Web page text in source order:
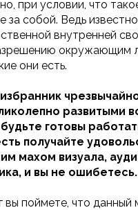
при условии, что
за собой. Ведь
внутренней
окружающим
они есть.
развитыми
готовы
получайте
махом визуала,
и вы не ошибетесь.
вы поймете, что данный